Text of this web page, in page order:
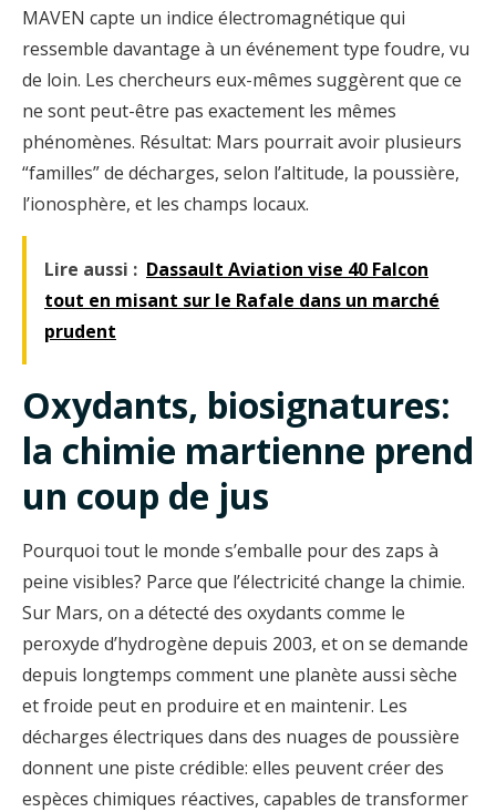
MAVEN capte un indice électromagnétique qui
ressemble davantage à un événement type foudre, vu
de loin. Les chercheurs eux-mêmes suggèrent que ce
ne sont peut-être pas exactement les mêmes
phénomènes. Résultat: Mars pourrait avoir plusieurs
“familles” de décharges, selon l’altitude, la poussière,
l’ionosphère, et les champs locaux.
Lire aussi : Dassault Aviation vise 40 Falcon
tout en misant sur le Rafale dans un marché
prudent
Oxydants, biosignatures:
la chimie martienne prend
un coup de jus
Pourquoi tout le monde s’emballe pour des zaps à
peine visibles? Parce que l’électricité change la chimie.
Sur Mars, on a détecté des oxydants comme le
peroxyde d’hydrogène depuis 2003, et on se demande
depuis longtemps comment une planète aussi sèche
et froide peut en produire et en maintenir. Les
décharges électriques dans des nuages de poussière
donnent une piste crédible: elles peuvent créer des
espèces chimiques réactives, capables de transformer